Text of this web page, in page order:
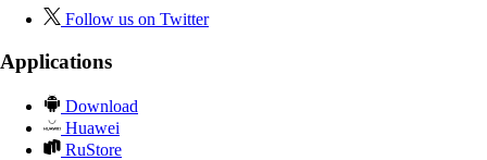
Follow us on Twitter
Applications
Download
Huawei
RuStore